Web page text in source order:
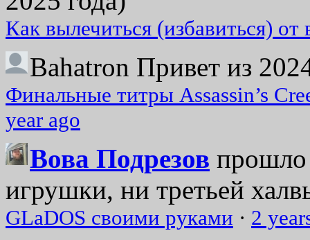
Как вылечиться (избавиться)
Bahatron Привет из
Финальные титры Assassin’s
year ago
Вова Подрезов прошло
игрушки, ни третьей
GLaDOS своими руками · 2